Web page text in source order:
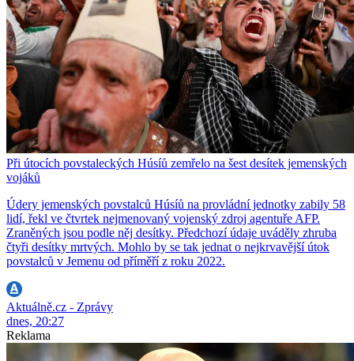
Při útocích povstaleckých Húsíů zemřelo na šest desítek jemenských
vojáků
Údery jemenských povstalců Húsíů na provládní jednotky zabily 58
lidí, řekl ve čtvrtek nejmenovaný vojenský zdroj agentuře AFP.
Zraněných jsou podle něj desítky. Předchozí údaje uváděly zhruba
čtyři desítky mrtvých. Mohlo by se tak jednat o nejkrvavější útok
povstalců v Jemenu od příměří z roku 2022.
Aktuálně.cz - Zprávy
dnes, 20:27
Reklama